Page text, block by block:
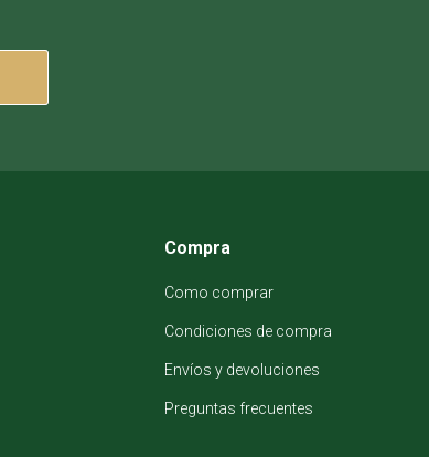
Compra
Como comprar
Condiciones de compra
Envíos y devoluciones
Preguntas frecuentes